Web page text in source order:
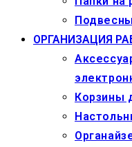
ОРГАНИЗАЦИЯ
Корзины